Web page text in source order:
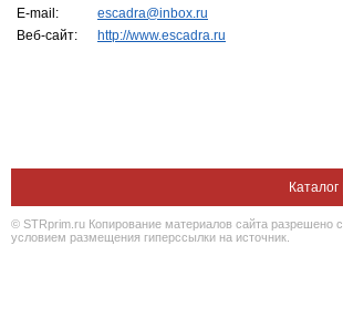
E-mail:
escadra@inbox.ru
Веб-сайт:
http://www.escadra.ru
Каталог
© STRprim.ru Копирование материалов сайта разрешено с
условием размещения гиперссылки на источник.